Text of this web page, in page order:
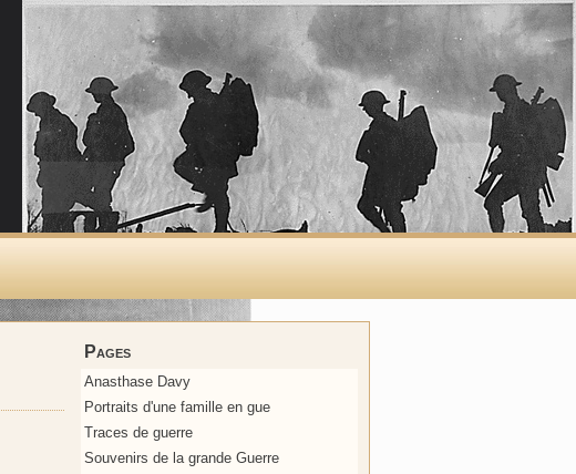
Pages
Anasthase Davy
Portraits d'une famille en gue
Traces de guerre
Souvenirs de la grande Guerre